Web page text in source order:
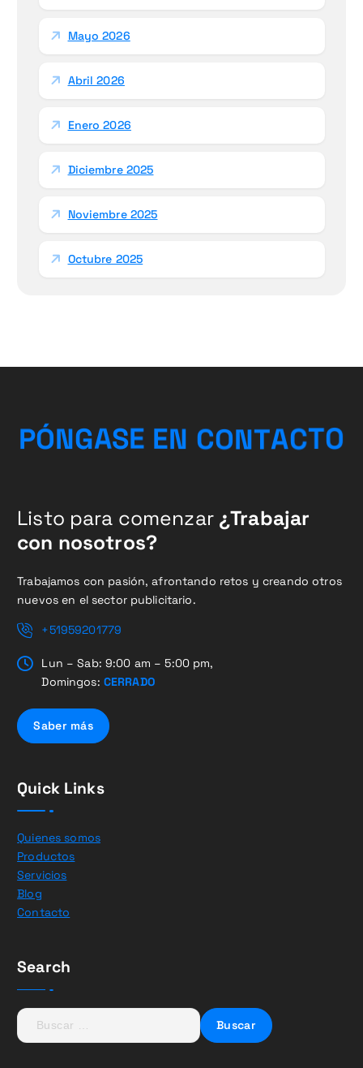
Mayo 2026
Abril 2026
Enero 2026
Diciembre 2025
Noviembre 2025
Octubre 2025
PÓNGASE EN CONTACTO
Listo para comenzar¿Trabajar
con nosotros?
Trabajamos con pasión, afrontando retos y creando otros
nuevos en el sector publicitario.
+51959201779
Lun – Sab: 9:00 am – 5:00 pm,
Domingos: CERRADO
Saber más
Quick Links
Quienes somos
Productos
Servicios
Blog
Contacto
Search
B
u